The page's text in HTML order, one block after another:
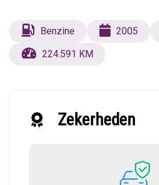
Benzine 2005
224.591 KM
Zekerheden